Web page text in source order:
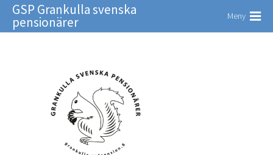
GSP Grankulla svenska
pensionärer Meny